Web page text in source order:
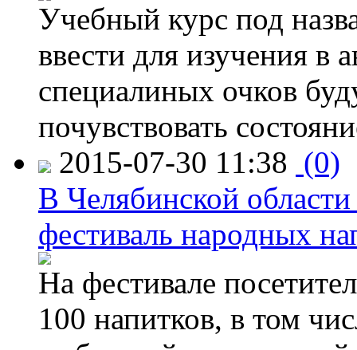
Учебный курс под
ввести для изучения
специалиных очков
почувствовать
2015-07-30 11:38 (0)
В Челябинской
фестиваль народных
На фестивале
100 напитков, в том